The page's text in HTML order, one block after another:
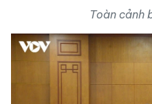
Toàn cảnh